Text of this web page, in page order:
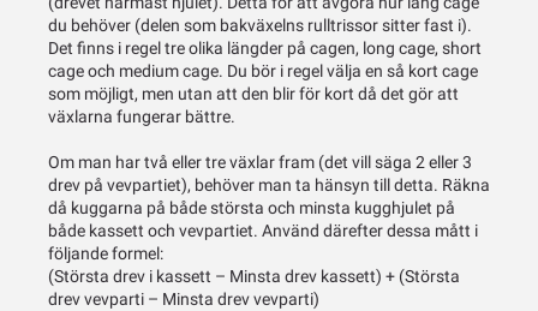
du behöver (delen som bakväxelns rulltrissor sitter fast i).
Det finns i regel tre olika längder på cagen, long cage, short
cage och medium cage. Du bör i regel välja en så kort cage
som möjligt, men utan att den blir för kort då det gör att
växlarna fungerar bättre.
Om man har två eller tre växlar fram (det vill säga 2 eller 3
drev på vevpartiet), behöver man ta hänsyn till detta. Räkna
då kuggarna på både största och minsta kugghjulet på
både kassett och vevpartiet. Använd därefter dessa mått i
följande formel:
(Största drev i kassett – Minsta drev kassett) + (Största
drev vevparti – Minsta drev vevparti)